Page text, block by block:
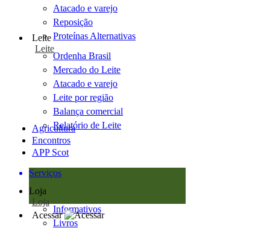
Atacado e varejo
Reposição
Proteínas Alternativas
Leite
Leite
Ordenha Brasil
Mercado do Leite
Atacado e varejo
Leite por região
Balança comercial
Relatório de Leite
Agricultura
Encontros
APP Scot
Serviços
Loja
Loja
Informativos
Livros
Acessar